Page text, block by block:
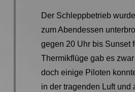
Der Schleppbetrieb
zum Abendessen
gegen 20 Uhr bis Sunset
Thermikflüge gab es
doch einige Piloten
in der tragenden Luft und